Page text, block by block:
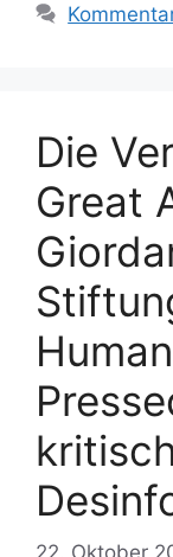
o
n
a
r
t
e
Die
Great